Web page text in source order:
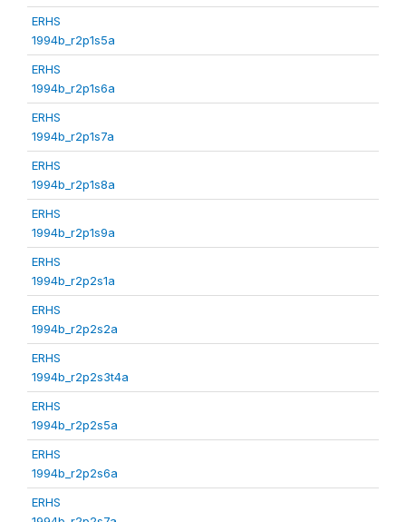
ERHS
1994b_r2p1s5a
ERHS
1994b_r2p1s6a
ERHS
1994b_r2p1s7a
ERHS
1994b_r2p1s8a
ERHS
1994b_r2p1s9a
ERHS
1994b_r2p2s1a
ERHS
1994b_r2p2s2a
ERHS
1994b_r2p2s3t4a
ERHS
1994b_r2p2s5a
ERHS
1994b_r2p2s6a
ERHS